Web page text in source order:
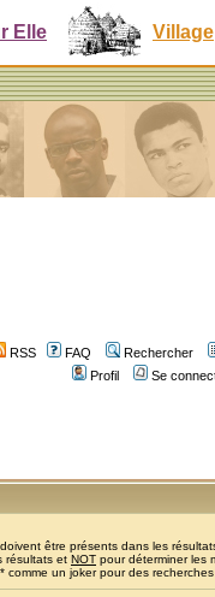
Elle Village
RSS FAQ
Rechercher
Profil
Se
être présents dans les
résultats et NOT pour déterminer les
un joker pour des